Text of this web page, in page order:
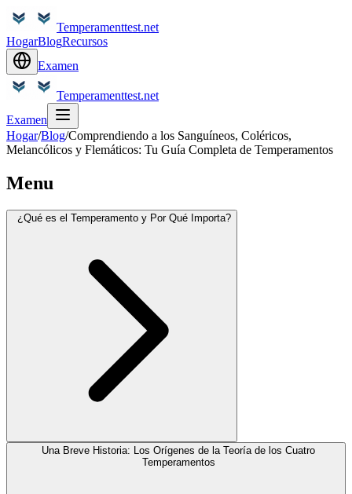
Temperamenttest.net
HogarBlogRecursos
Examen
Temperamenttest.net
Examen
Hogar/Blog/Comprendiendo a los Sanguíneos, Coléricos,
Melancólicos y Flemáticos: Tu Guía Completa de Temperamentos
Menu
¿Qué es el Temperamento y Por Qué Importa?
Una Breve Historia: Los Orígenes de la Teoría de los Cuatro
Temperamentos